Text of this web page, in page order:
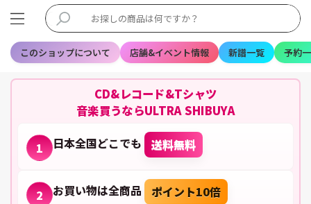
このショップについて 店舗&イベント情報 新譜一覧 予約
CD&レコード&Tシャツ
音楽買うならULTRA SHIBUYA
1 日本全国どこでも 送料無料
2 お買い物は全商品 ポイント10倍